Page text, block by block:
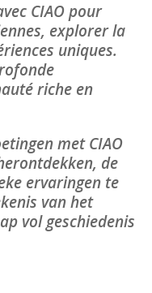
CIAO pour
explorer la
uniques.
riche en
met CIAO
de
ervaringen te
van het
vol geschiedenis